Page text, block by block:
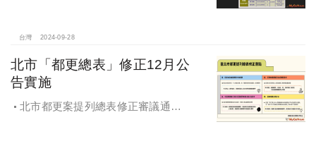
台灣 2024-09-28
北市「都更總表」修正12月公
告實施
北市都更案提列總表修正審議通過